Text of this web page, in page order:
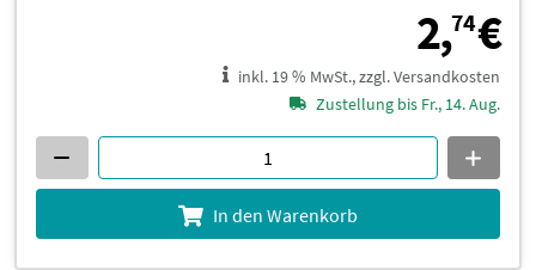
2,74€
inkl. 19 % MwSt., zzgl. Versandkosten
Zustellung bis Fr., 14. Aug.
In den Warenkorb